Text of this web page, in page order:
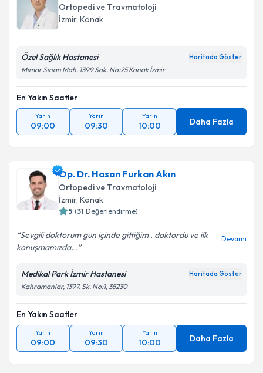
E-posta Adresiniz
Kişisel verilerimin işlenmesine ilişkin
Metni'ni okudum ve kişisel verilerimin belirtilen
kapsamda işlenmesini kabul ediyorum.
Takvim Talebini Gönder
Ortopedi ve Travmatoloji
İzmir, Konak
Özel Sağlık Hastanesi Haritada Göster
Mimar Sinan Mah. 1399 Sok. No:25 Konak İzmir
En Yakın Saatler
Yarın
09:00
Yarın
09:30
Yarın
10:00 Daha Fazla
Op. Dr. Hasan Furkan Akın
Ortopedi ve Travmatoloji
İzmir, Konak
5 (31 Değerlendirme)
Sevgili doktorum gün içinde gittiğim . doktordu ve ilk
konuşmamızda...
Devamı
Medikal Park İzmir Hastanesi Haritada Göster
Kahramanlar, 1397. Sk. No:1, 35230
En Yakın Saatler
Yarın
09:00
Yarın
09:30
Yarın
10:00 Daha Fazla